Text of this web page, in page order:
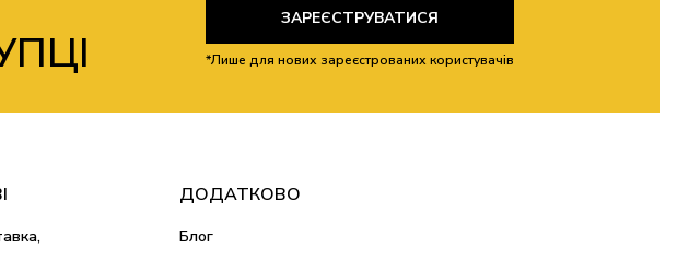
ЗАРЕЄСТРУВАТИСЯ
*Лише для нових зареєстрованих користувачів
ДОДАТКОВО
Блог